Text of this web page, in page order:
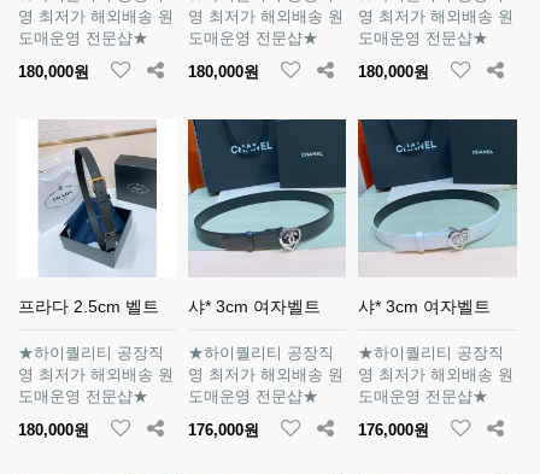
영 최저가 해외배송 원
도매운영 전문샵★
180,000원
영 최저가 해외배송 원
도매운영 전문샵★
180,000원
영 최저가 해외배송 원
도매운영 전문샵★
180,000원
프라다 2.5cm 벨트
★하이퀄리티 공장직
영 최저가 해외배송 원
도매운영 전문샵★
180,000원
샤* 3cm 여자벨트
★하이퀄리티 공장직
영 최저가 해외배송 원
도매운영 전문샵★
176,000원
샤* 3cm 여자벨트
★하이퀄리티 공장직
영 최저가 해외배송 원
도매운영 전문샵★
176,000원